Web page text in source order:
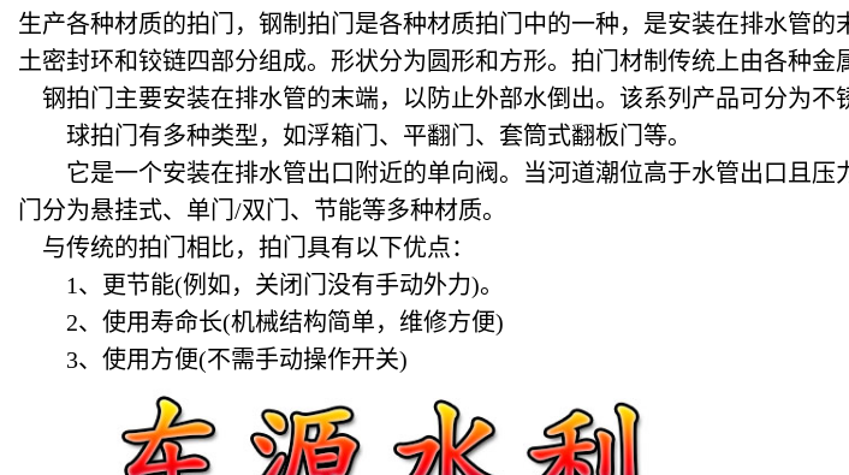
生产各种材质的拍门，钢制拍门是各种材质拍门中的一种，是安装在排水管
土密封环和铰链四部分组成。形状分为圆形和方形。拍门材制传统上由各种金
钢拍门主要安装在排水管的末端，以防止外部水倒出。该系列产品可分为不
球拍门有多种类型，如浮箱门、平翻门、套筒式翻板门等。
它是一个安装在排水管出口附近的单向阀。当河道潮位高于水管出口且压
门分为悬挂式、单门/双门、节能等多种材质。
与传统的拍门相比，拍门具有以下优点：
1、更节能(例如，关闭门没有手动外力)。
2、使用寿命长(机械结构简单，维修方便)
3、使用方便(不需手动操作开关)